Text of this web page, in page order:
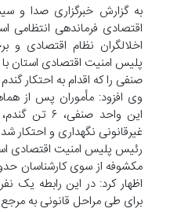
به گزارش خبرگزاری صدا و
اقتصادی فرماندهی انتظامی
اخلالگران نظام اقتصادی و
پلیس امنیت اقتصادی استان
صنفی را که اقدام به احتکار
وی افزود: مأموران پس از
این واحد
غیرقانونی نگهداری و احتکار
رئیس پلیس امنیت اقتصادی
اظهار کرد: در این رابطه یک
برای طی مراحل قانونی به